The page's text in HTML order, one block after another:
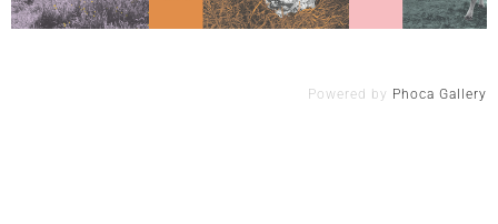
Powered by Phoca Gallery